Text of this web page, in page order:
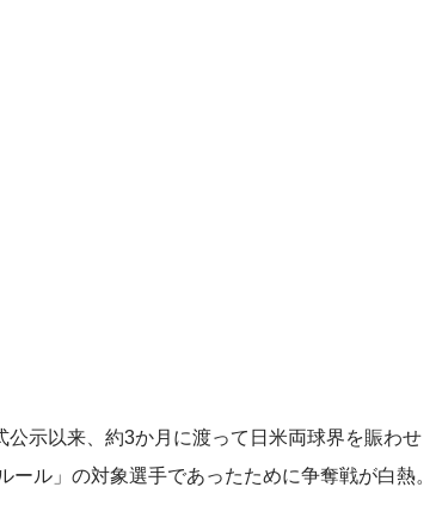
示以来、約3か月に渡って日米両球界を賑わせ
ル」の対象選手であったために争奪戦が白熱。